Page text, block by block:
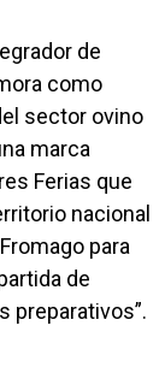
de
como
sector ovino
marca
Ferias que
nacional
para
de
preparativos”.